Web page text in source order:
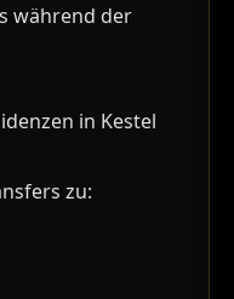
während der
in Kestel
zu: